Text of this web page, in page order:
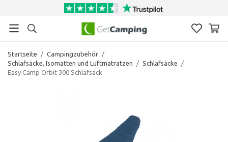
Startseite / Campingzubehör /
Schlafsäcke, Isomatten und Luftmatratzen
/ Schlafsäcke
/
Easy Camp Orbit 300 Schlafsack